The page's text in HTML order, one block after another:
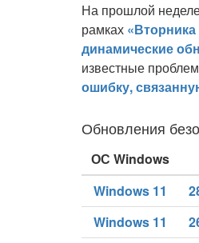
На прошлой
рамках «Вторника
динамические
известные
ошибку,
Обновления
ОС Windows
Windows 11
Windows 11